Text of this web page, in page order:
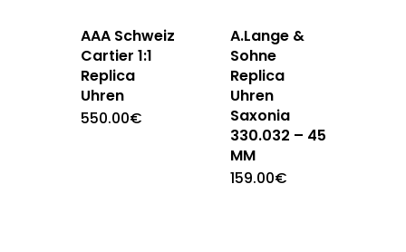
AAA Schweiz
Cartier 1:1
Replica
Uhren
550.00€
A.Lange &
Sohne
Replica
Uhren
Saxonia
330.032 – 45
MM
159.00€